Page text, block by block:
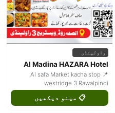
راولپنڈی
Al Madina HAZARA Hotel
📍 Al safa Market kacha stop
westridge 3 Rawalpindi
📋 مینو دیکھیں